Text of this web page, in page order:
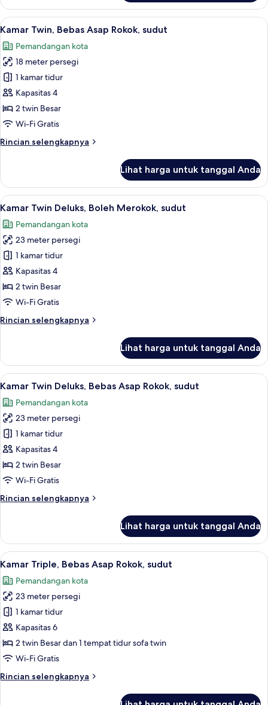
Kamar
Twin,
Boleh
sudut
Lihat
semua
foto
untuk
Kamar
Twin,
Bebas
Asap
sudut
Selimut bulu angsa, meja kerja, tirai
10
Kamar Twin, Bebas Asap Rokok, sudut
Pemandangan kota
18 meter persegi
1 kamar tidur
Kapasitas 4
2 twin Besar
Wi-Fi Gratis
Rincian selengkapnya
Rincian
Kamar
Twin,
Bebas
Rokok,
sudut
Lihat harga untuk tanggal Anda
Lihat
semua
foto
untuk
Kamar
Twin
Deluks,
Boleh
sudut
Selimut bulu angsa, meja kerja, tirai
10
Kamar Twin Deluks, Boleh Merokok, sudut
Pemandangan kota
23 meter persegi
1 kamar tidur
Kapasitas 4
2 twin Besar
Wi-Fi Gratis
Rincian selengkapnya
Rincian
Kamar
Twin
Deluks,
Merokok,
sudut
Lihat harga untuk tanggal Anda
Lihat
semua
foto
untuk
Kamar
Twin
Deluks,
Bebas
Rokok,
Selimut bulu angsa, meja kerja, tirai
10
Kamar Twin Deluks, Bebas Asap Rokok, sudut
Pemandangan kota
23 meter persegi
1 kamar tidur
Kapasitas 4
2 twin Besar
Wi-Fi Gratis
Rincian selengkapnya
Rincian
Kamar
Twin
Deluks,
Asap
Rokok,
sudut
Lihat harga untuk tanggal Anda
Lihat
semua
foto
untuk
Kamar
Triple,
Bebas
Asap
sudut
Kamar Triple, Bebas Asap Rokok,
10
Kamar Triple, Bebas Asap Rokok, sudut
Pemandangan kota
23 meter persegi
1 kamar tidur
Kapasitas 6
2 twin Besar dan 1 tempat tidur sofa twin
Wi-Fi Gratis
Rincian selengkapnya
Rincian